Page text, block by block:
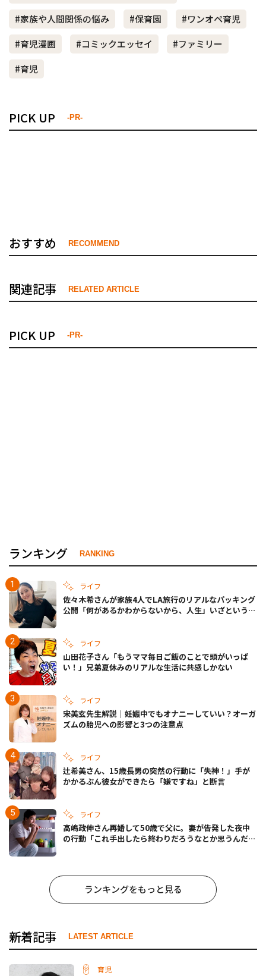
#家族や人間関係の悩み
#保育園
#ワンオペ育児
#育児漫画
#コミックエッセイ
#ファミリー
#育児
PICK UP -PR-
おすすめ RECOMMEND
関連記事 RELATED ARTICLE
PICK UP -PR-
ランキング RANKING
ライフ
佐々木希さんが家族4人でLA旅行のリアルなパッキング
公開「何があるかわからないから、人生」いざというと
ライフ
山田花子さん「もうママ毎日ご飯のことで頭がいっぱ
い！」兄弟夏休みのリアルな生活に共感しかない
ライフ
宋美玄先生解説｜妊娠中でもオナニーしていい？オーガ
ズムの胎児への影響と3つの注意点
ライフ
辻希美さん、15歳長男の突然の行動に「失神！」手が
かかるぶん彼女ができたら「嫌ですね」と断言
ライフ
高嶋政伸さん再婚して50歳で父に。妻が告発した夜中
の行動「これ手出したら終わりだろうなとか思うんだけ
ランキングをもっと見る
新着記事 LATEST ARTICLE
育児